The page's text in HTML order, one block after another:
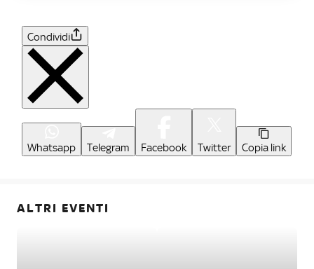
Condividi
Whatsapp Telegram Facebook Twitter Copia link
ALTRI EVENTI